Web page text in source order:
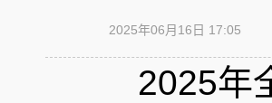
2025年06月16日 17:05
2025年